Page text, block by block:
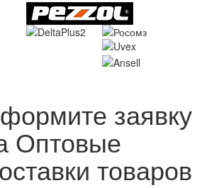
заявку
Оптовые
товаров